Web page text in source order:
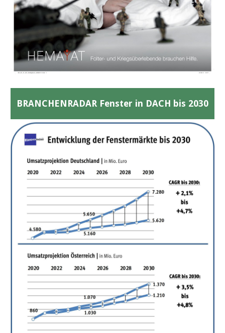
BRANCHENRADAR Fenster in DACH bis 2030